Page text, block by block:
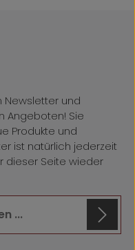
Newsletter und
Angeboten! Sie
Produkte und
ist natürlich jederzeit
dieser Seite wieder